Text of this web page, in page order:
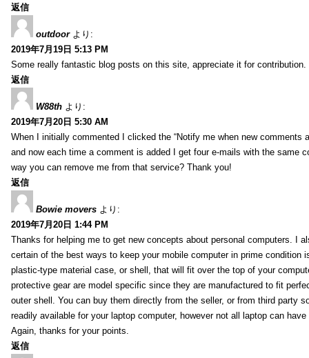
返信
outdoor より:
2019年7月19日 5:13 PM
Some really fantastic blog posts on this site, appreciate it for contribution.
返信
W88th より:
2019年7月20日 5:30 AM
When I initially commented I clicked the “Notify me when new comments
and now each time a comment is added I get four e-mails with the same
way you can remove me from that service? Thank you!
返信
Bowie movers より:
2019年7月20日 1:44 PM
Thanks for helping me to get new concepts about personal computers. I
certain of the best ways to keep your mobile computer in prime condition
plastic-type material case, or shell, that will fit over the top of your
protective gear are model specific since they are manufactured to fit
outer shell. You can buy them directly from the seller, or from third party
readily available for your laptop computer, however not all laptop can
Again, thanks for your points.
返信